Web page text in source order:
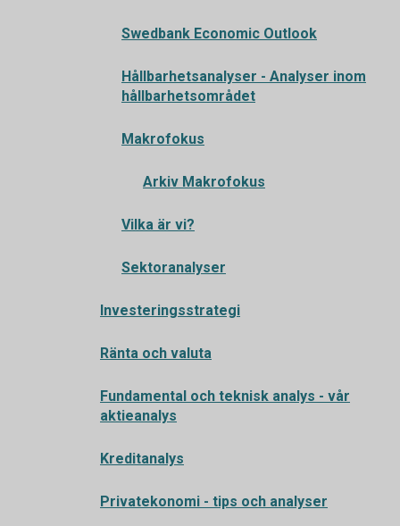
Swedbank Economic Outlook
Hållbarhetsanalyser - Analyser inom
hållbarhetsområdet
Makrofokus
Arkiv Makrofokus
Vilka är vi?
Sektoranalyser
Investeringsstrategi
Ränta och valuta
Fundamental och teknisk analys - vår
aktieanalys
Kreditanalys
Privatekonomi - tips och analyser